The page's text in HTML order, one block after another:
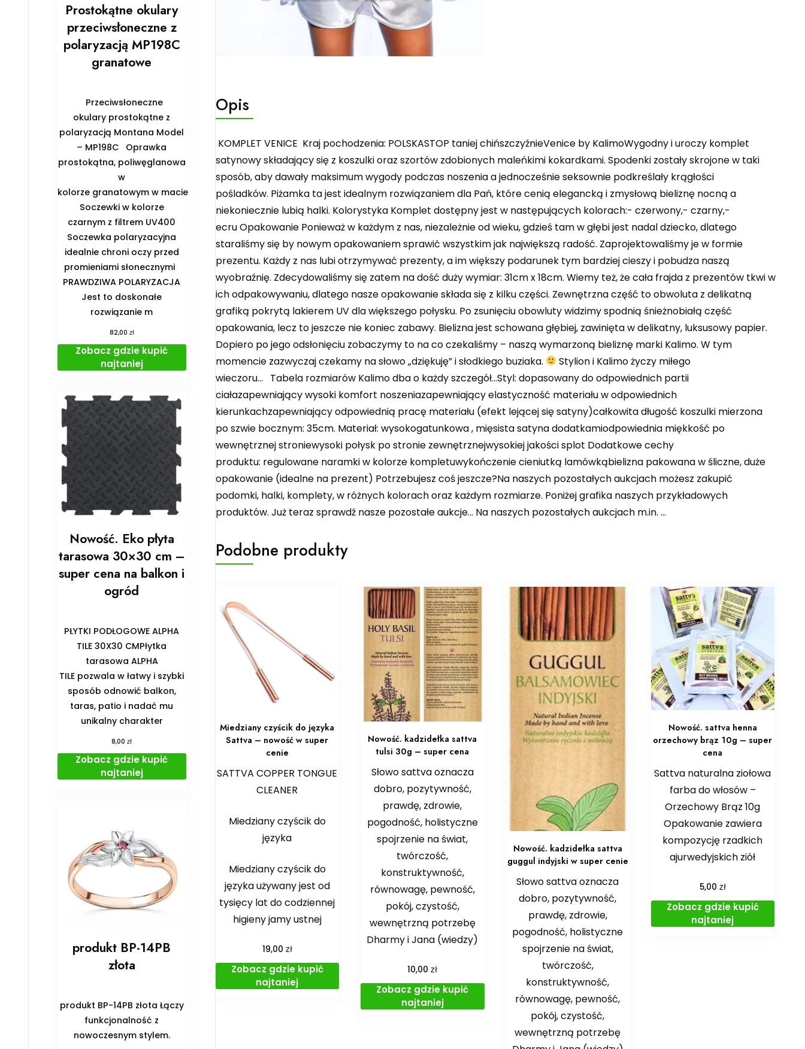
Opis
KOMPLET VENICE Kraj pochodzenia: POLSKASTOP taniej chińszczyźnieVenice by KalimoWygodny i uroczy komplet
satynowy składający się z koszulki oraz szortów zdobionych maleńkimi kokardkami. Spodenki zostały skrojone w taki
sposób, aby dawały maksimum wygody podczas noszenia a jednocześnie seksownie podkreślały krągłości
pośladków. Piżamka ta jest idealnym rozwiązaniem dla Pań, które cenią elegancką i zmysłową bieliznę nocną a
niekoniecznie lubią halki. Kolorystyka Komplet dostępny jest w następujących kolorach:- czerwony,- czarny,-
ecru Opakowanie Ponieważ w każdym z nas, niezależnie od wieku, gdzieś tam w głębi jest nadal dziecko, dlatego
staraliśmy się by nowym opakowaniem sprawić wszystkim jak największą radość. Zaprojektowaliśmy je w formie
prezentu. Każdy z nas lubi otrzymywać prezenty, a im większy podarunek tym bardziej cieszy i pobudza naszą
wyobraźnię. Zdecydowaliśmy się zatem na dość duży wymiar: 31cm x 18cm. Wiemy też, że cała frajda z prezentów tkwi w
ich odpakowywaniu, dlatego nasze opakowanie składa się z kilku części. Zewnętrzna część to obwoluta z delikatną
grafiką pokrytą lakierem UV dla większego połysku. Po zsunięciu obowluty widzimy spodnią śnieżnobiałą część
opakowania, lecz to jeszcze nie koniec zabawy. Bielizna jest schowana głębiej, zawinięta w delikatny, luksusowy papier.
Dopiero po jego odsłonięciu zobaczymy to na co czekaliśmy – naszą wymarzoną bieliznę marki Kalimo. W tym
momencie zazwyczaj czekamy na słowo „dziękuję” i słodkiego buziaka.
Stylion i Kalimo życzy miłego
wieczoru… Tabela rozmiarów Kalimo dba o każdy szczegół…Styl: dopasowany do odpowiednich partii
ciałazapewniający wysoki komfort noszeniazapewniający elastyczność materiału w odpowiednich
kierunkachzapewniający odpowiednią pracę materiału (efekt lejącej się satyny)całkowita długość koszulki mierzona
po szwie bocznym: 35cm. Materiał: wysokogatunkowa , mięsista satyna dodatkamiodpowiednia miękkość po
wewnętrznej stroniewysoki połysk po stronie zewnętrznejwysokiej jakości splot Dodatkowe cechy
produktu: regulowane naramki w kolorze kompletuwykończenie cieniutką lamówkąbielizna pakowana w śliczne, duże
opakowanie (idealne na prezent) Potrzebujesz coś jeszcze?Na naszych pozostałych aukcjach możesz zakupić
podomki, halki, komplety, w różnych kolorach oraz każdym rozmiarze. Poniżej grafika naszych przykładowych
produktów. Już teraz sprawdź nasze pozostałe aukcje… Na naszych pozostałych aukcjach m.in. …
Podobne produkty
Miedziany czyścik do języka
Sattva – nowość w super
cenie
SATTVA COPPER TONGUE
CLEANER
Miedziany czyścik do
języka
Miedziany czyścik do
języka używany jest od
tysięcy lat do codziennej
higieny jamy ustnej
19,00 zł
Zobacz gdzie kupić
najtaniej
Nowość. kadzidełka sattva
tulsi 30g – super cena
Słowo sattva oznacza
dobro, pozytywność,
prawdę, zdrowie,
pogodność, holistyczne
spojrzenie na świat,
twórczość,
konstruktywność,
równowagę, pewność,
pokój, czystość,
wewnętrzną potrzebę
Dharmy i Jana (wiedzy)
10,00zł
Zobacz gdzie kupić
najtaniej
Nowość. kadzidełka sattva
guggul indyjski w super cenie
Słowo sattva oznacza
dobro, pozytywność,
prawdę, zdrowie,
pogodność, holistyczne
spojrzenie na świat,
twórczość,
konstruktywność,
równowagę, pewność,
pokój, czystość,
wewnętrzną potrzebę
Nowość. sattva henna
orzechowy brąz 10g – super
cena
Sattva naturalna ziołowa
farba do włosów –
Orzechowy Brąz 10g
Opakowanie zawiera
kompozycję rzadkich
ajurwedyjskich ziół
5,00 zł
Zobacz gdzie kupić
najtaniej
Prostokątne okulary
przeciwsłoneczne z
polaryzacją MP198C
granatowe
Przeciwsłoneczne
okulary prostokątne z
polaryzacją Montana Model
– MP198C Oprawka
prostokątna, poliwęglanowa
w
kolorze granatowym w macie
Soczewki w kolorze
czarnym z filtrem UV400
Soczewka polaryzacyjna
idealnie chroni oczy przed
promieniami słonecznymi
PRAWDZIWA POLARYZACJA
Jest to doskonałe
rozwiązanie m
82,00 zł
Zobacz gdzie kupić
najtaniej
Nowość. Eko płyta
tarasowa 30×30 cm –
super cena na balkon i
ogród
PŁYTKI PODŁOGOWE ALPHA
TILE 30X30 CMPłytka
tarasowa ALPHA
TILE pozwala w łatwy i szybki
sposób odnowić balkon,
taras, patio i nadać mu
unikalny charakter
8,00zł
Zobacz gdzie kupić
najtaniej
produkt BP-14PB
złota
produkt BP-14PB złota Łączy
funkcjonalność z
nowoczesnym stylem.